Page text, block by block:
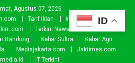
Agustus 07, 2026
Tarif Iklan Investor
Donasi
Terkini News
Kabar.id
Bandung Kabar Sultra
Kabar Agri
Mediajakarta.com
Jaktimes.com
IT Terkini
ID